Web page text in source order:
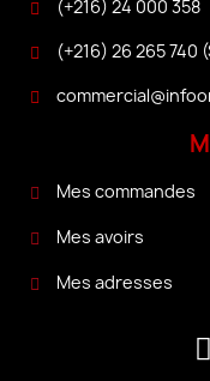
(+216) 24 000 358
(+216) 26 265 740
Mes commandes
Mes avoirs
Mes adresses